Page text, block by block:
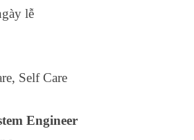
lễ
Self Care
Engineer